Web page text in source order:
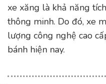
xe xăng là khả năng
thông minh. Do đó, xe
lượng công nghệ cao
bánh hiện nay.